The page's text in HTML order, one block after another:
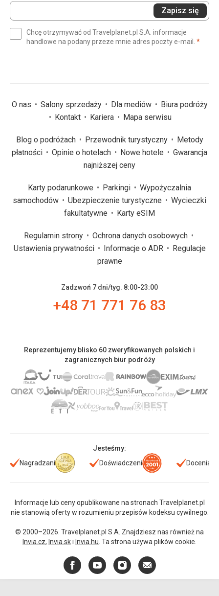
Wprowadź
swój
(wymagane)
Zapisz się
Chcę otrzymywać od Travelplanet.pl S.A. informacje
handlowe na podany przeze mnie adres poczty e-mail. *
O nas Salony sprzedaży Dla mediów
Biura podróży
Kontakt
Kariera Mapa serwisu
Blog o podróżach Przewodnik turystyczny
Metody
płatności
Opinie o hotelach Nowe hotele
Gwarancja
najniższej ceny
Karty podarunkowe Parkingi
Wypożyczalnia
samochodów
Ubezpieczenie turystyczne
Wycieczki
fakultatywne
Karty eSIM
Regulamin strony
Ochrona danych osobowych
Ustawienia prywatności
Informacje o ADR
Regulacje
prawne
Zadzwoń 7 dni/tyg. 8:00-23:00
+48 71 771 76 83
Reprezentujemy blisko 60 zweryfikowanych polskich i
zagranicznych biur podróży
Jesteśmy:
Nagradzani
Doświadczeni Doceniani
Informacje lub ceny opublikowane na stronach Travelplanet.pl
nie stanowią oferty w rozumieniu przepisów kodeksu cywilnego.
© 2000–2026. Travelplanet.pl S.A. Znajdziesz nas również na
Invia.cz, Invia.ski Invia.hu . Ta strona używa plików cookie.
FacebookYouTubeInstagram
E-
mail